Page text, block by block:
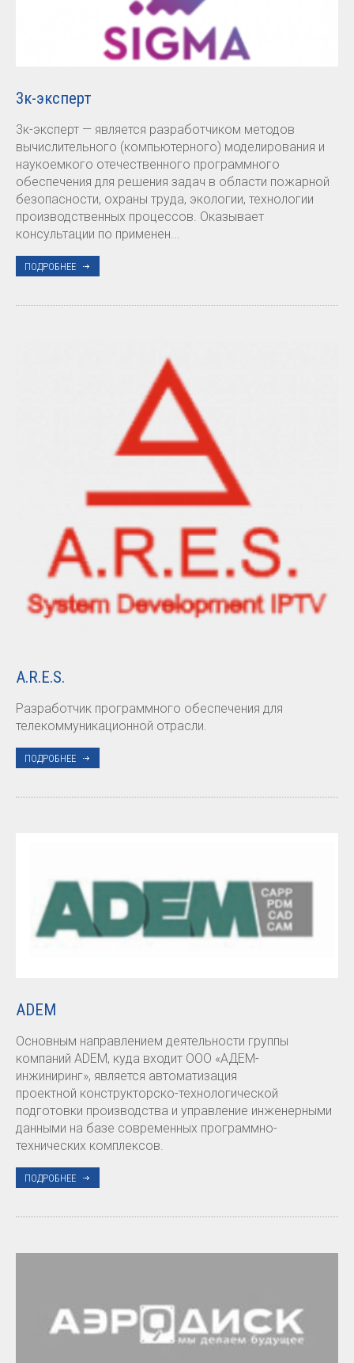
3к-эксперт
3к-эксперт — является разработчиком методов
вычислительного (компьютерного) моделирования и
наукоемкого отечественного программного
обеспечения для решения задач в области пожарной
безопасности, охраны труда, экологии, технологии
производственных процессов. Оказывает
консультации по применен...
ПОДРОБНЕЕ
A.R.E.S.
Разработчик программного обеспечения для
телекоммуникационной отрасли.
ПОДРОБНЕЕ
ADEM
Основным направлением деятельности группы
компаний ADEM, куда входит ООО «АДЕМ-
инжиниринг», является автоматизация
проектной конструкторско-технологической
подготовки производства и управление инженерными
данными на базе современных программно-
технических комплексов.
ПОДРОБНЕЕ